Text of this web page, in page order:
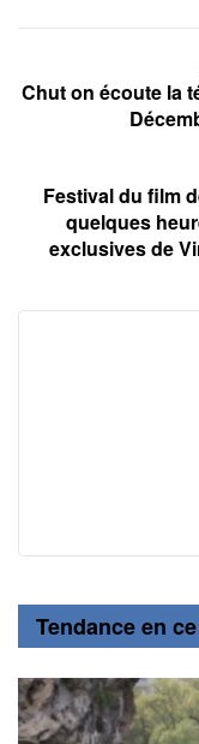
Chut on écoute la
Festival du film
quelques
exclusives de
Tendance en